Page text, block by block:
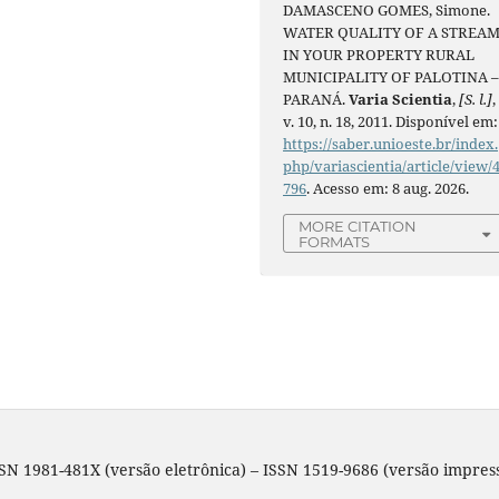
DAMASCENO GOMES, Simone.
WATER QUALITY OF A STREAM
IN YOUR PROPERTY RURAL
MUNICIPALITY OF PALOTINA –
PARANÁ.Varia Scientia,[S. l.],
v. 10, n. 18, 2011. Disponível em:
https://saber.unioeste.br/index.
php/variascientia/article/view/4
796. Acesso em: 8 aug. 2026.
MORE CITATION
FORMATS
1981-481X (versão eletrônica) – ISSN 1519-9686 (versão